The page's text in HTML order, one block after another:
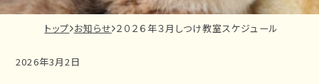
の
トップ お知らせ ２０２６年３月しつけ教室スケジュール
2026年3月2日